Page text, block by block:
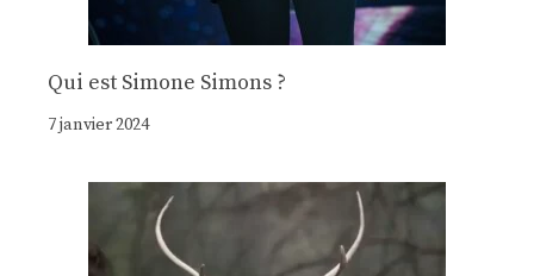
Qui est Simone Simons ?
7 janvier 2024